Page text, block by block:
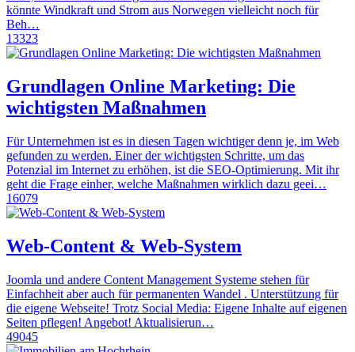
könnte Windkraft und Strom aus Norwegen vielleicht noch für
Beh…
13323
Grundlagen Online Marketing: Die
wichtigsten Maßnahmen
Für Unternehmen ist es in diesen Tagen wichtiger denn je, im Web
gefunden zu werden. Einer der wichtigsten Schritte, um das
Potenzial im Internet zu erhöhen, ist die SEO-Optimierung. Mit ihr
geht die Frage einher, welche Maßnahmen wirklich dazu geei…
16079
Web-Content & Web-System
Joomla und andere Content Management Systeme stehen für
Einfachheit aber auch für permanenten Wandel . Unterstützung für
die eigene Webseite! Trotz Social Media: Eigene Inhalte auf eigenen
Seiten pflegen! Angebot! Aktualisierun…
49045